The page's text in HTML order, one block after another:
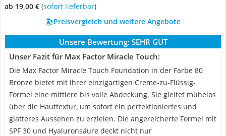
ab 19,00 € ( Sofort lieferbar)
Preisvergleich und weitere Angebote
Unsere Bewertung: SEHR GUT
Unser Fazit für Max Factor Miracle Touch:
Die Max Factor Miracle Touch Foundation in der Farbe 80
Bronze bietet mit ihrer einzigartigen Creme-zu-Flüssig-
Formel eine mittlere bis volle Abdeckung. Sie gleitet mühelos
über die Hauttextur, um sofort ein perfektioniertes und
glatteres Aussehen zu erzielen. Die angereicherte Formel mit
SPF 30 und Hyaluronsäure deckt nicht nur